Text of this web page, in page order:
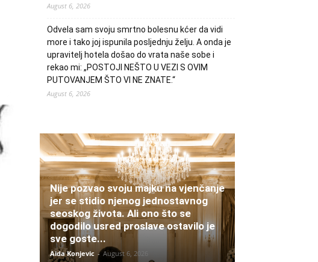
August 6, 2026
Odvela sam svoju smrtno bolesnu kćer da vidi
more i tako joj ispunila posljednju želju. A onda je
upravitelj hotela došao do vrata naše sobe i
rekao mi: „POSTOJI NEŠTO U VEZI S OVIM
PUTOVANJEM ŠTO VI NE ZNATE.“
August 6, 2026
Nije pozvao svoju majku na vjenčanje
jer se stidio njenog jednostavnog
seoskog života. Ali ono što se
dogodilo usred proslave ostavilo je
sve goste...
Aida Konjevic - August 6, 2026